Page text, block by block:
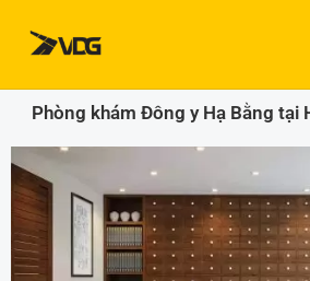
dung
Phòng khám Đông y Hạ Bằng tại